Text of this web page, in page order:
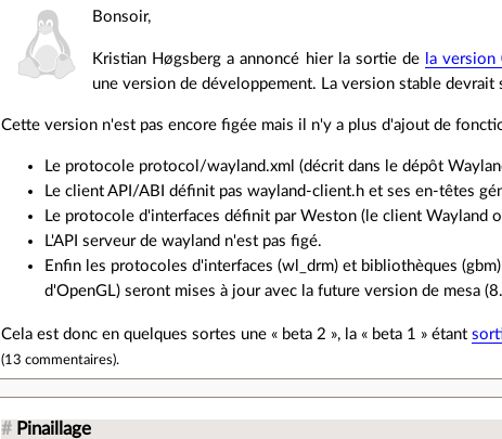
Bonsoir,
Kristian Høgsberg a annoncé hier la sortie de la version
une version de développement. La version stable
Cette version n'est pas encore figée mais il n'y a plus d'ajout de
Le protocole protocol/wayland.xml (décrit dans le dépôt
Le client API/ABI définit pas wayland-client.h et ses en-têtes
Le protocole d'interfaces définit par Weston (le client Wayland
L'API serveur de wayland n'est pas figé.
Enfin les protocoles d'interfaces (wl_drm) et bibliothèques
d'OpenGL) seront mises à jour avec la future version de mesa
Cela est donc en quelques sortes une « beta 2 », la « beta 1 » étant
(13 commentaires).
# Pinaillage